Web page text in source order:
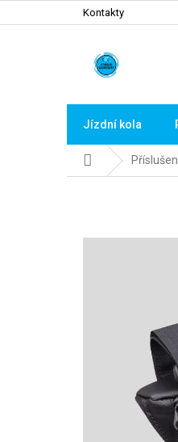
na
Kontakty
Jízdní kola
Domů